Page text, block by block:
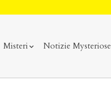
Misteri Notizie Mysteriose